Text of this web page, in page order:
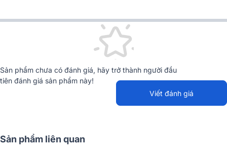
Sản phẩm chưa có đánh giá, hãy trở thành người đầu
tiên đánh giá sản phẩm này!
Viết đánh giá
Sản phẩm liên quan